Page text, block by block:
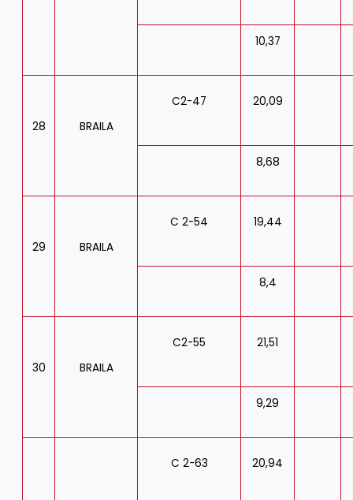
10,37
28 BRAILA
C2-47 20,09
8,68
29 BRAILA
C 2-54 19,44
8,4
30 BRAILA
C2-55 21,51
9,29
C 2-63 20,94